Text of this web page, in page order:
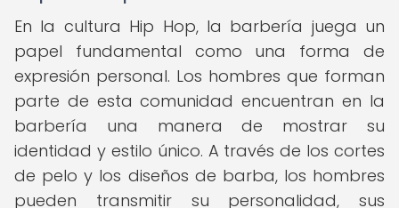
En la cultura Hip Hop, la barbería juega un
papel fundamental como una forma de
expresión personal. Los hombres que forman
parte de esta comunidad encuentran en la
barbería una manera de mostrar su
identidad y estilo único. A través de los cortes
de pelo y los diseños de barba, los hombres
pueden transmitir su personalidad, sus